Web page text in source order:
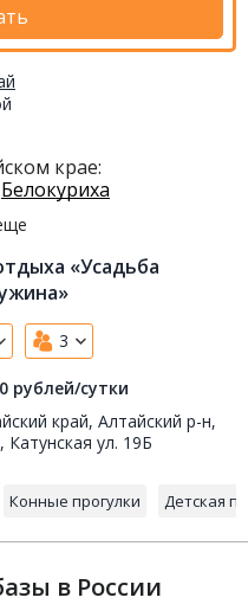
крае:
Белокуриха
«Усадьба
3
рублей/сутки
край, Алтайский р-н,
Катунская ул. 19Б
Конные прогулки Детская
в России
район